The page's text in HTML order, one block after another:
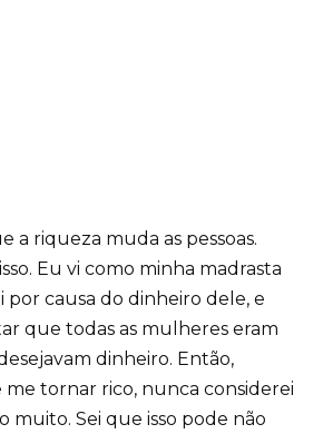
a riqueza muda as pessoas.
Eu vi como minha madrasta
por causa do dinheiro dele, e
que todas as mulheres eram
dinheiro. Então,
me tornar rico, nunca considerei
muito. Sei que isso pode não